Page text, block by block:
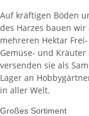
Auf kräftigen Böden
des Harzes bauen
mehreren Hektar
Gemüse- und
versenden sie als
Lager an
in aller Welt.
Großes Sortiment